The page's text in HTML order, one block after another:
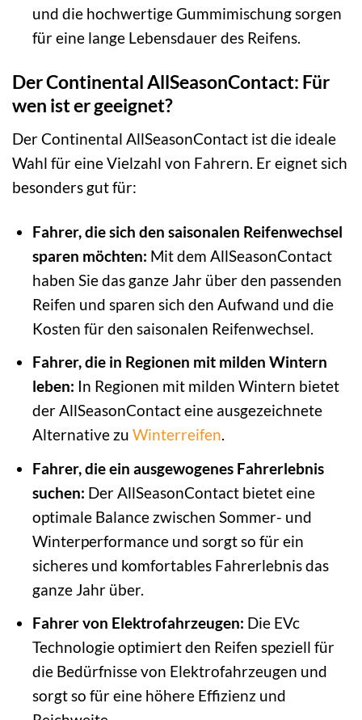
und die hochwertige Gummimischung sorgen
für eine lange Lebensdauer des Reifens.
Der Continental AllSeasonContact: Für
wen ist er geeignet?
Der Continental AllSeasonContact ist die ideale
Wahl für eine Vielzahl von Fahrern. Er eignet sich
besonders gut für:
Fahrer, die sich den saisonalen Reifenwechsel
sparen möchten: Mit dem AllSeasonContact
haben Sie das ganze Jahr über den passenden
Reifen und sparen sich den Aufwand und die
Kosten für den saisonalen Reifenwechsel.
Fahrer, die in Regionen mit milden Wintern
leben: In Regionen mit milden Wintern bietet
der AllSeasonContact eine ausgezeichnete
Alternative zu Winterreifen.
Fahrer, die ein ausgewogenes Fahrerlebnis
suchen: Der AllSeasonContact bietet eine
optimale Balance zwischen Sommer- und
Winterperformance und sorgt so für ein
sicheres und komfortables Fahrerlebnis das
ganze Jahr über.
Fahrer von Elektrofahrzeugen: Die EVc
Technologie optimiert den Reifen speziell für
die Bedürfnisse von Elektrofahrzeugen und
sorgt so für eine höhere Effizienz und